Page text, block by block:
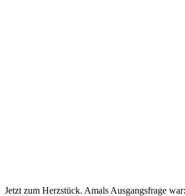
Jetzt zum Herzstück. Amals Ausgangsfrage